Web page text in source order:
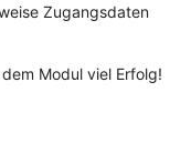
Zugangsdaten
Modul viel Erfolg!